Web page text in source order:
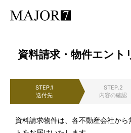
資料請求・物件エント
STEP.1
送付先
STEP.2
内容の確認
資料請求物件は、各不動産会社か